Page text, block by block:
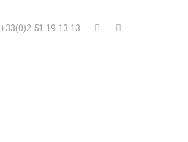
+33(0)2 51 19 13 13